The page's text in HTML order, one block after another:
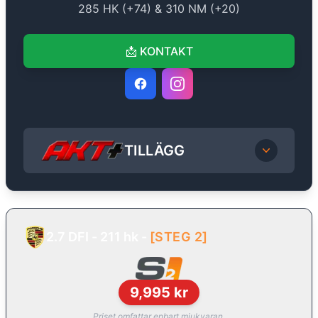
285 HK (+74) & 310 NM (+20)
📩 KONTAKT
TILLÄGG
[STEG 2]
9,995 kr